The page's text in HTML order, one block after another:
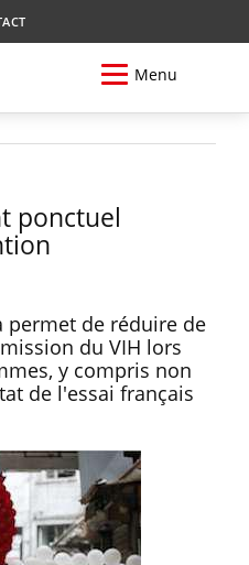
Menu
ponctuel
permet de réduire de
du VIH lors
y compris non
de l'essai français